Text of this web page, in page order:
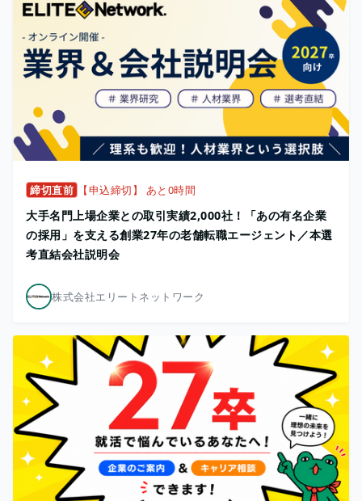
締切直前 【申込締切】 あと0時間
大手名門上場企業との取引実績2,000社！「あの有名企業
の採用」を支える創業27年の老舗転職エージェント／本選
考直結会社説明会
株式会社エリートネットワーク